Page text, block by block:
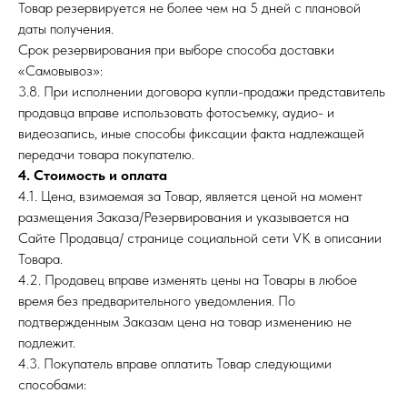
Товар резервируется не более чем на 5 дней с плановой
даты получения.
Срок резервирования при выборе способа доставки
«Самовывоз»:
3.8. При исполнении договора купли-продажи представитель
продавца вправе использовать фотосъемку, аудио- и
видеозапись, иные способы фиксации факта надлежащей
передачи товара покупателю.
4. Стоимость и оплата
4.1. Цена, взимаемая за Товар, является ценой на момент
размещения Заказа/Резервирования и указывается на
Сайте Продавца/ странице социальной сети VK в описании
Товара.
4.2. Продавец вправе изменять цены на Товары в любое
время без предварительного уведомления. По
подтвержденным Заказам цена на товар изменению не
подлежит.
4.3. Покупатель вправе оплатить Товар следующими
способами: